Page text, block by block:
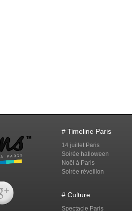
# Timeline Paris
14 juillet Paris
Soirée halloween
Noël à Paris
Soirée réveillon
# Culture
Spectacle Paris